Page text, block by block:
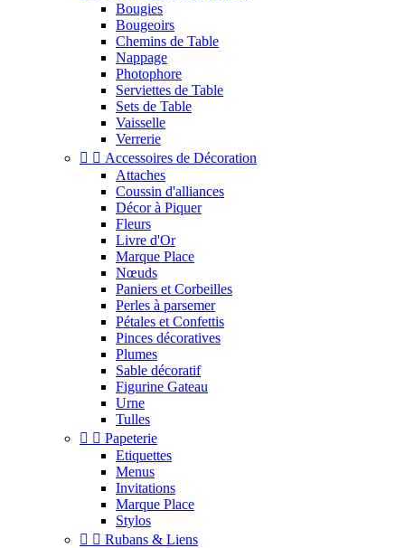
Bougies
Bougeoirs
Chemins de Table
Nappage
Photophore
Serviettes de Table
Sets de Table
Vaisselle
Verrerie
  Accessoires de Décoration
Attaches
Coussin d'alliances
Décor à Piquer
Fleurs
Livre d'Or
Marque Place
Nœuds
Paniers et Corbeilles
Perles à parsemer
Pétales et Confettis
Pinces décoratives
Plumes
Sable décoratif
Figurine Gateau
Urne
Tulles
  Papeterie
Etiquettes
Menus
Invitations
Marque Place
Stylos
  Rubans & Liens